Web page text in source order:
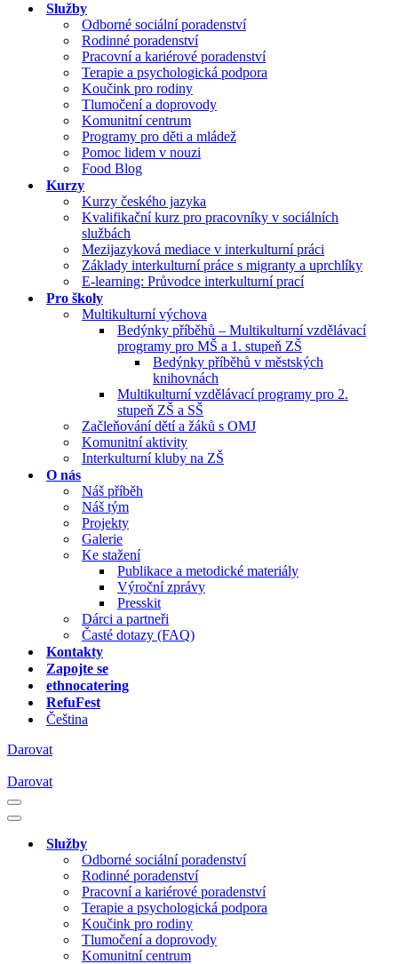
Služby
Odborné sociální poradenství
Rodinné poradenství
Pracovní a kariérové poradenství
Terapie a psychologická podpora
Koučink pro rodiny
Tlumočení a doprovody
Komunitní centrum
Programy pro děti a mládež
Pomoc lidem v nouzi
Food Blog
Kurzy
Kurzy českého jazyka
Kvalifikační kurz pro pracovníky v sociálních
službách
Mezijazyková mediace v interkulturní práci
Základy interkulturní práce s migranty a uprchlíky
E-learning: Průvodce interkulturní prací
Pro školy
Multikulturní výchova
Bedýnky příběhů – Multikulturní vzdělávací
programy pro MŠ a 1. stupeň ZŠ
Bedýnky příběhů v městských
knihovnách
Multikulturní vzdělávací programy pro 2.
stupeň ZŠ a SŠ
Začleňování dětí a žáků s OMJ
Komunitní aktivity
Interkulturní kluby na ZŠ
O nás
Náš příběh
Náš tým
Projekty
Galerie
Ke stažení
Publikace a metodické materiály
Výroční zprávy
Presskit
Dárci a partneři
Časté dotazy (FAQ)
Kontakty
Zapojte se
ethnocatering
RefuFest
Čeština
Darovat
Darovat
Navigační
menu
Navigační
Služby
Odborné sociální poradenství
Rodinné poradenství
Pracovní a kariérové poradenství
Terapie a psychologická podpora
Koučink pro rodiny
Tlumočení a doprovody
Komunitní centrum